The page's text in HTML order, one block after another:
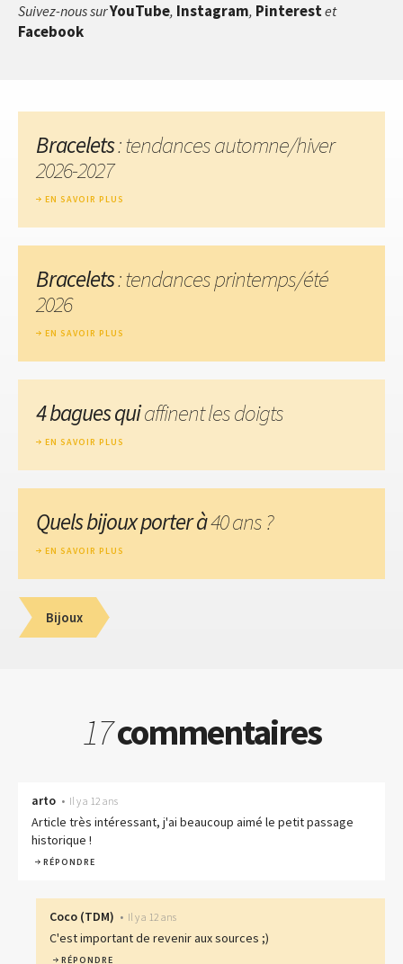
Suivez-nous surYouTube, Instagram, Pinterestet
Facebook
Bracelets: tendances automne/hiver
2026-2027
EN SAVOIR PLUS
Bracelets: tendances printemps/été
2026
EN SAVOIR PLUS
4 bagues quiaffinent les doigts
EN SAVOIR PLUS
Quels bijoux porter à40 ans ?
EN SAVOIR PLUS
Bijoux
17commentaires
arto • Il y a 12 ans
Article très intéressant, j'ai beaucoup aimé le petit passage
historique !
RÉPONDRE
Coco (TDM) • Il y a 12 ans
C'est important de revenir aux sources ;)
RÉPONDRE